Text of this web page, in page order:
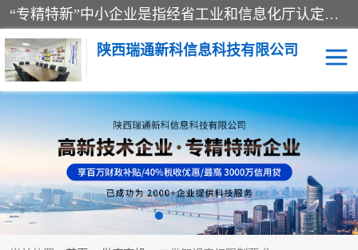
“专精特新”中小企业是指经省工业和信息化厅认定，专注于细分市场、掌握关键核心技术、创新能力强、市场占有率高、质量效益优，在专业化、精细化、特色化、新颖化等方面表现突出的中小企业。
陕西瑞通新科信息科技有限公司